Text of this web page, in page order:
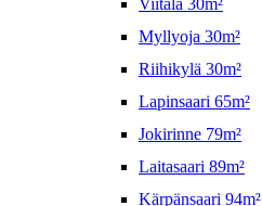
Myllyoja 30m²
Riihikylä 30m²
Lapinsaari 65m²
Jokirinne 79m²
Laitasaari 89m²
Kärpänsaari 94m²